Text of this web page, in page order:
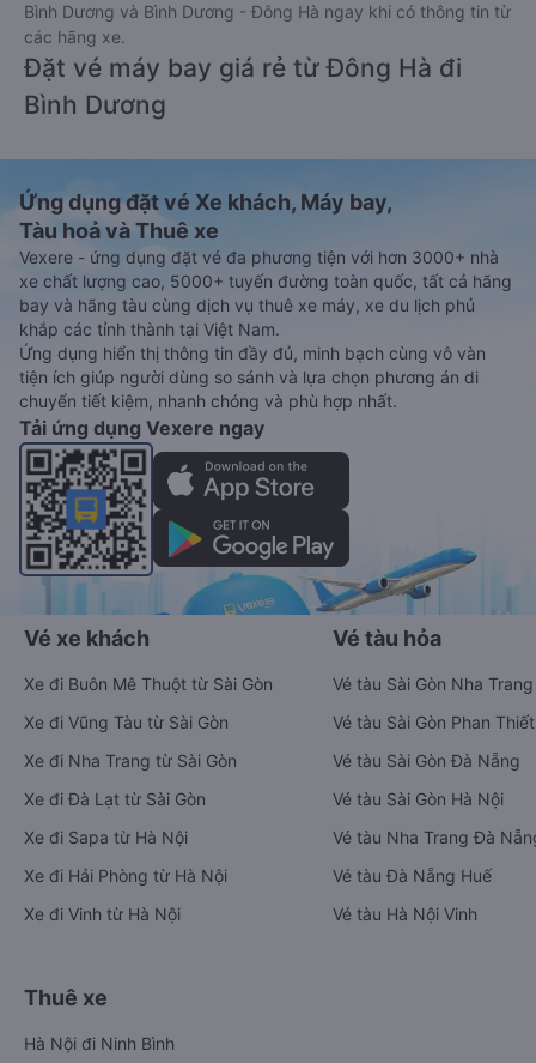
Bình Dương và Bình Dương - Đông Hà ngay khi có thông tin từ
các hãng xe.
Đặt vé máy bay giá rẻ từ Đông Hà đi
Bình Dương
Ứng dụng đặt vé Xe khách, Máy bay,
Tàu hoả và Thuê xe
Vexere - ứng dụng đặt vé đa phương tiện với hơn 3000+ nhà
xe chất lượng cao, 5000+ tuyến đường toàn quốc, tất cả hãng
bay và hãng tàu cùng dịch vụ thuê xe máy, xe du lịch phủ
khắp các tỉnh thành tại Việt Nam.
Ứng dụng hiển thị thông tin đầy đủ, minh bạch cùng vô vàn
tiện ích giúp người dùng so sánh và lựa chọn phương án di
chuyển tiết kiệm, nhanh chóng và phù hợp nhất.
Tải ứng dụng Vexere ngay
Vé xe khách
Xe đi Buôn Mê Thuột từ Sài Gòn
Xe đi Vũng Tàu từ Sài Gòn
Xe đi Nha Trang từ Sài Gòn
Xe đi Đà Lạt từ Sài Gòn
Xe đi Sapa từ Hà Nội
Xe đi Hải Phòng từ Hà Nội
Xe đi Vinh từ Hà Nội
Vé tàu hỏa
Vé tàu Sài Gòn Nha Trang
Vé tàu Sài Gòn Phan Thiết
Vé tàu Sài Gòn Đà Nẵng
Vé tàu Sài Gòn Hà Nội
Vé tàu Nha Trang Đà
Vé tàu Đà Nẵng Huế
Vé tàu Hà Nội Vinh
Thuê xe
Hà Nội đi Ninh Bình